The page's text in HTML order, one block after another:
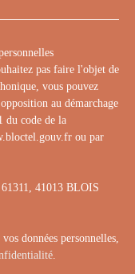
pas faire l'objet de
vous pouvez
au démarchage
du code de la
ou par
41013 BLOIS
données personnelles,
.